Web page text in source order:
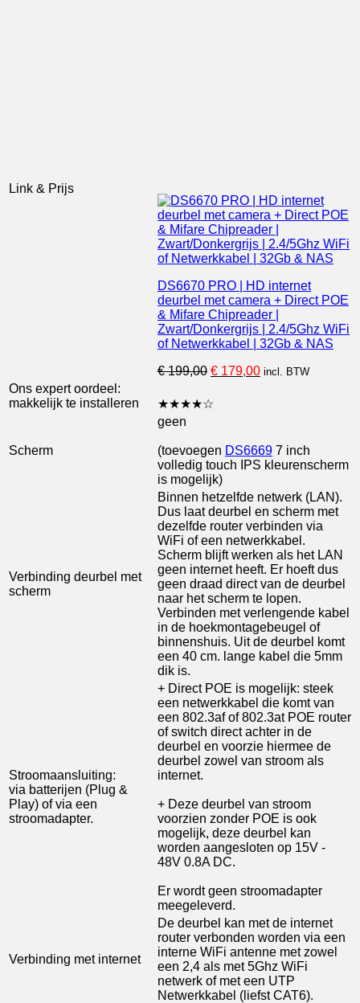
Link & Prijs
DS6670 PRO | HD internet
deurbel met camera + Direct POE
& Mifare Chipreader |
Zwart/Donkergrijs | 2.4/5Ghz WiFi
of Netwerkkabel | 32Gb & NAS
€199,00 Oorspronkelijke
was:
€ 179,00Huidige
incl. BTW
Ons expert oordeel:
makkelijk te installeren
★★★★☆
Scherm
geen
(toevoegen DS6669 7 inch
volledig touch IPS kleurenscherm
is mogelijk)
Verbinding deurbel met
scherm
Binnen hetzelfde netwerk (LAN).
Dus laat deurbel en scherm met
dezelfde router verbinden via
WiFi of een netwerkkabel.
Scherm blijft werken als het LAN
geen internet heeft. Er hoeft dus
geen draad direct van de deurbel
naar het scherm te lopen.
Verbinden met verlengende kabel
in de hoekmontagebeugel of
binnenshuis. Uit de deurbel komt
een 40 cm. lange kabel die 5mm
dik is.
Stroomaansluiting:
via batterijen (Plug &
Play) of via een
stroomadapter.
+ Direct POE is mogelijk: steek
een netwerkkabel die komt van
een 802.3af of 802.3at POE router
of switch direct achter in de
deurbel en voorzie hiermee de
deurbel zowel van stroom als
internet.
+ Deze deurbel van stroom
voorzien zonder POE is ook
mogelijk, deze deurbel kan
worden aangesloten op 15V -
48V 0.8A DC.
Er wordt geen stroomadapter
meegeleverd.
Verbinding met internet
De deurbel kan met de internet
router verbonden worden via een
interne WiFi antenne met zowel
een 2,4 als met 5Ghz WiFi
netwerk of met een UTP
Netwerkkabel (liefst CAT6).